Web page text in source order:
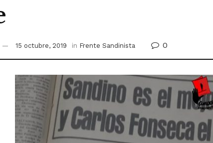
15 octubre, 2019 in Frente Sandinista 0